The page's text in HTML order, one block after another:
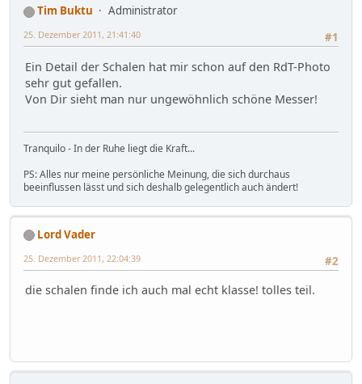
Tim Buktu
Administrator
#1
25. Dezember 2011, 21:41:40
Ein Detail der Schalen hat mir schon auf den RdT-Photo
sehr gut gefallen.
Von Dir sieht man nur ungewöhnlich schöne Messer!
Tranquilo - In der Ruhe liegt die Kraft...
PS: Alles nur meine persönliche Meinung, die sich durchaus
beeinflussen lässt und sich deshalb gelegentlich auch ändert!
Lord Vader
#2
25. Dezember 2011, 22:04:39
die schalen finde ich auch mal echt klasse! tolles teil.